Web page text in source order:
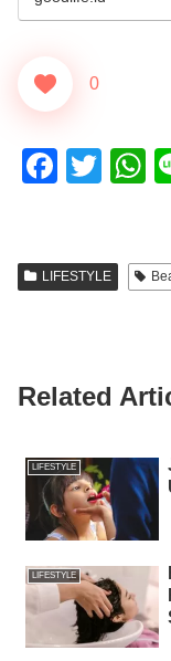
0
F
e
o
k
T
er s
p
LIFESTYLE
Related
LIFESTYLE
LIFESTYLE